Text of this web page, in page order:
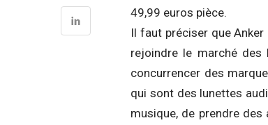
49,99 euros pièce.
Il faut préciser que
rejoindre le marché des
concurrencer des
qui sont des lunettes
musique, de prendre des